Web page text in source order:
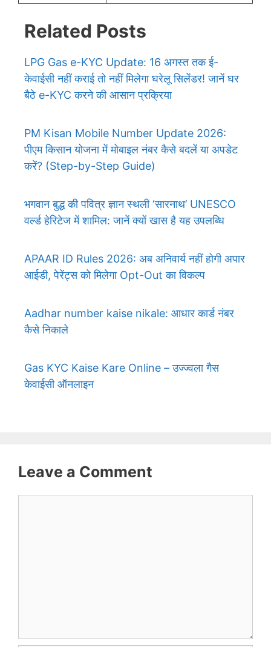
Related Posts
LPG Gas e-KYC Update: 16 अगस्त तक ई-
केवाईसी नहीं कराई तो नहीं मिलेगा घरेलू सिलेंडर! जानें घर
बैठे e-KYC करने की आसान प्रक्रिया
PM Kisan Mobile Number Update 2026:
पीएम किसान योजना में मोबाइल नंबर कैसे बदलें या अपडेट
करें? (Step-by-Step Guide)
भगवान बुद्ध की पवित्र ज्ञान स्थली ‘सारनाथ’ UNESCO
वर्ल्ड हेरिटेज में शामिल: जानें क्यों खास है यह उपलब्धि
APAAR ID Rules 2026: अब अनिवार्य नहीं होगी अपार
आईडी, पेरेंट्स को मिलेगा Opt-Out का विकल्प
Aadhar number kaise nikale: आधार कार्ड नंबर
कैसे निकाले
Gas KYC Kaise Kare Online – उज्ज्वला गैस
केवाईसी ऑनलाइन
Leave a Comment